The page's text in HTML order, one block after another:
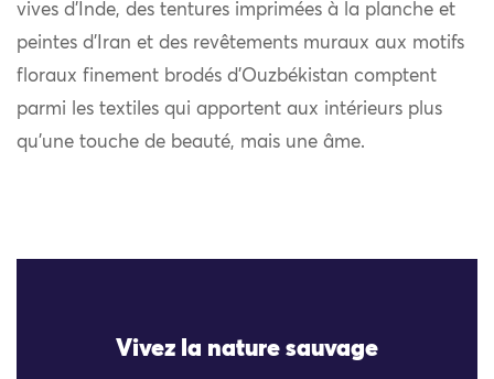
vives d’Inde, des tentures imprimées à la planche et
peintes d’Iran et des revêtements muraux aux motifs
floraux finement brodés d’Ouzbékistan comptent
parmi les textiles qui apportent aux intérieurs plus
qu’une touche de beauté, mais une âme.
Vivez la nature sauvage